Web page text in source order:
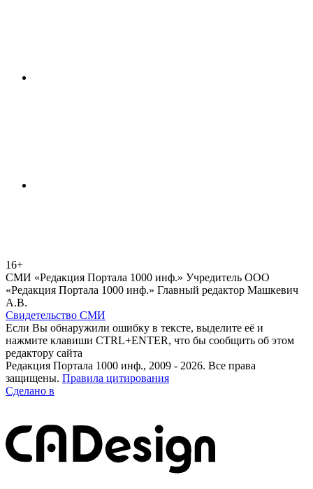
16+
СМИ «Редакция Портала 1000 инф.» Учредитель ООО
«Редакция Портала 1000 инф.» Главный редактор Машкевич
А.В.
Свидетельство СМИ
Если Вы обнаружили ошибку в тексте, выделите её и
нажмите клавиши CTRL+ENTER, что бы сообщить об этом
редактору сайта
Редакция Портала 1000 инф., 2009 - 2026. Все права
защищены. Правила цитирования
Сделано в